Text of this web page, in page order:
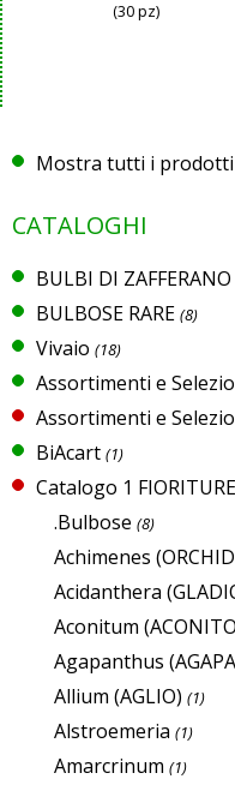
(30 pz)
Mostra tutti i
CATALOGHI
BULBI DI ZAFFERANO
BULBOSE RARE (8)
Vivaio (18)
Assortimenti e
Assortimenti e
BiAcart (1)
Catalogo 1
.Bulbose (8)
Achimenes
Acidanthera
Aconitum
Agapanthus
Allium (AGLIO) (1)
Alstroemeria (1)
Amarcrinum (1)